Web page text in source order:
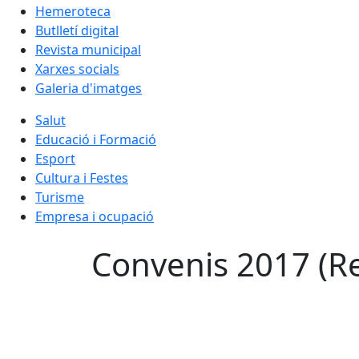
Hemeroteca
Butlletí digital
Revista municipal
Xarxes socials
Galeria d'imatges
Salut
Educació i Formació
Esport
Cultura i Festes
Turisme
Empresa i ocupació
Convenis 2017